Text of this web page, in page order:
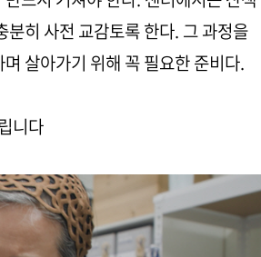
히 사전 교감토록 한다. 그 과정을
며 살아가기 위해 꼭 필요한 준비다.
니다